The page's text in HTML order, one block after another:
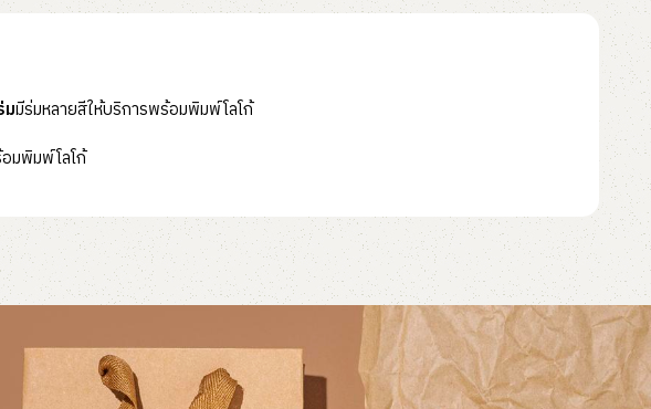
มมีร่มหลายสีให้บริการพร้อมพิมพ์โลโก้
มพิมพ์โลโก้